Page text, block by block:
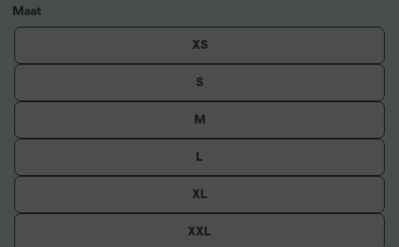
Maat
XS
S
M
L
XL
XXL